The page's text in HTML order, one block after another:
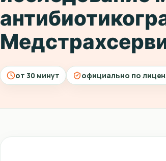
от 30 минут официально по